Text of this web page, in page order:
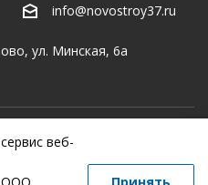
info@novostroy37.ru
ул. Минская, 6а
сайта
веб-